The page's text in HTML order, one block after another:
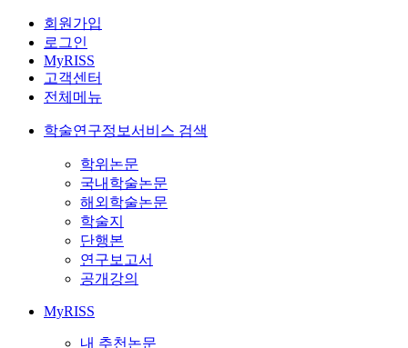
회원가입
로그인
MyRISS
고객센터
전체메뉴
학술연구정보서비스 검색
학위논문
국내학술논문
해외학술논문
학술지
단행본
연구보고서
공개강의
MyRISS
내 추천논문